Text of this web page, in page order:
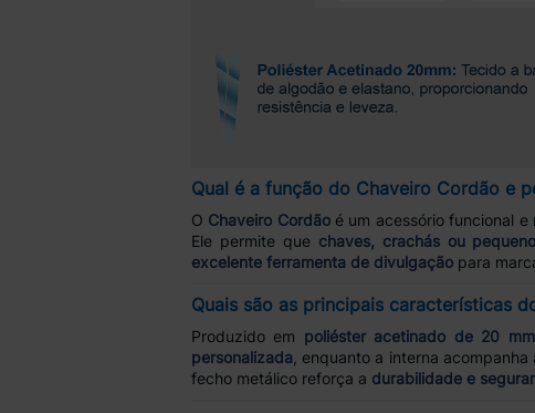
Qual é a função do Chaveiro Cordão e
O Chaveiro Cordãoé um acessório funcional e
Ele permite que chaves, crachás ou
excelente ferramenta de divulgação para
Quais são as principais características
Produzido em poliéster acetinado de 20 mm
personalizada , enquanto a interna
fecho metálico reforça a durabilidade e